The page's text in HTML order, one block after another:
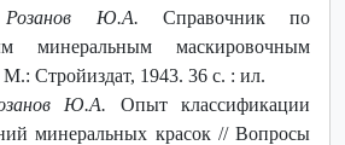
Розанов Ю.А. Справочник по
минеральным маскировочным
Стройиздат, 1943. 36 с. : ил.
Ю.А. Опыт классификации
минеральных красок // Вопросы